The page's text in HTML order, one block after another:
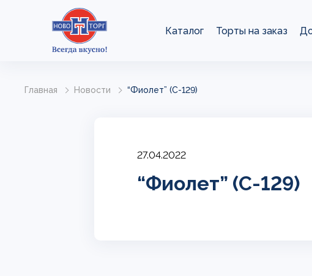
Каталог Торты на заказ
Главная Новости “Фиолет” (С-129)
27.04.2022
“Фиолет” (С-129)